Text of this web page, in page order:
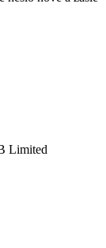
Limited